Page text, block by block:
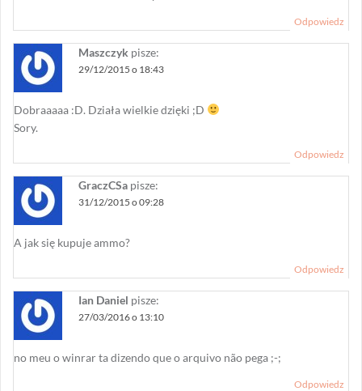
Odpowiedz
Maszczyk pisze:
29/12/2015 o 18:43
Dobraaaaa :D. Działa wielkie dzięki ;D
Sory.
Odpowiedz
GraczCSa pisze:
31/12/2015 o 09:28
A jak się kupuje ammo?
Odpowiedz
Ian Daniel pisze:
27/03/2016 o 13:10
no meu o winrar ta dizendo que o arquivo não pega ;-;
Odpowiedz